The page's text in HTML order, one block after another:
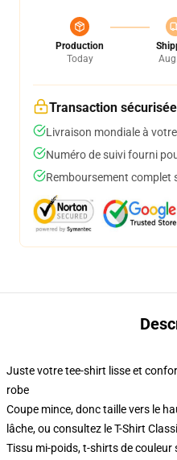
Production
Today
Transaction sécurisée
Livraison mondiale à
Numéro de suivi fourni
Remboursement complet
Juste votre tee-shirt lisse et
robe
Coupe mince, donc taille vers le
lâche, ou consultez le T-Shirt
Tissu mi-poids, t-shirts de couleur